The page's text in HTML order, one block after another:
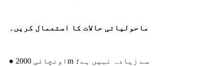
ماحولیاتی حالات کا استعمال کریں۔
● اونچائی 2000m سے زیادہ نہیں ہے؛